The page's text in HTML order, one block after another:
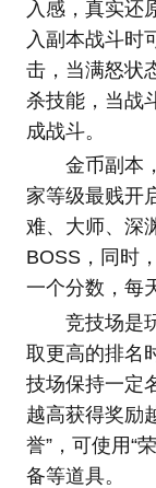
入感，真实还
入副本战斗时
击，当满怒状
杀技能，当战
成战斗。
金币副本
家等级最贱开
难、大师、深
BOSS，同时
一个分数，每
竞技场是
取更高的排名
技场保持一定
越高获得奖励
誉”，可使用“
备等道具。